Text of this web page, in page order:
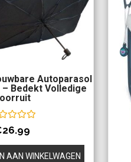
Autoparasol
– Bedekt Volledige
26.99
AAN WINKELWAGEN